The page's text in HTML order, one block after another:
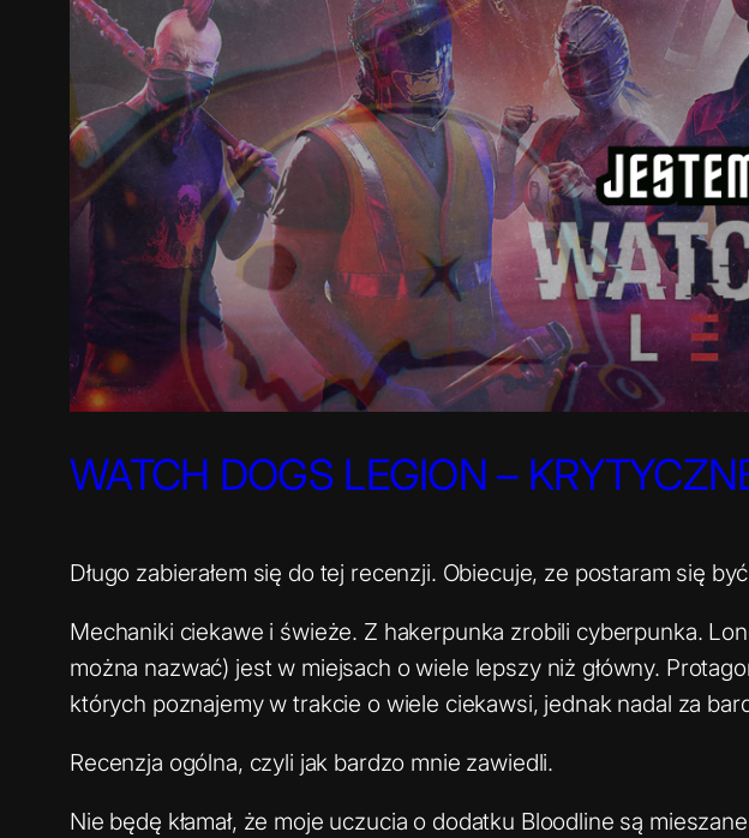
WATCH DOGS LEGION –
Długo zabierałem się do tej recenzji. Obiecuje, ze postaram się
Mechaniki ciekawe i świeże. Z hakerpunka zrobili cyberpunka.
można nazwać) jest w miejsach o wiele lepszy niż główny.
których poznajemy w trakcie o wiele ciekawsi, jednak nadal za
Recenzja ogólna, czyli jak bardzo mnie zawiedli.
Nie będę kłamał, że moje uczucia o dodatku Bloodline są